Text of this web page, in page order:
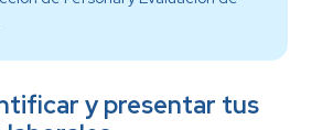
y presentar tus